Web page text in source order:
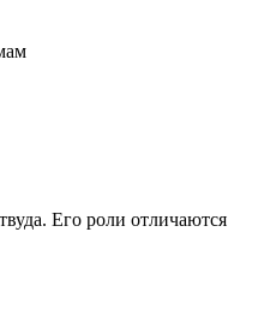
Его роли отличаются